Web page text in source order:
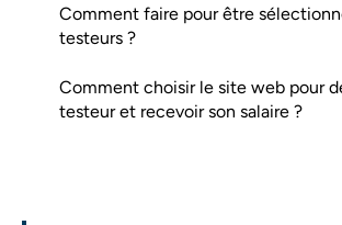
Comment faire pour être
testeurs ?
Comment choisir le site web pour
testeur et recevoir son salaire ?